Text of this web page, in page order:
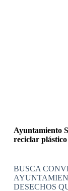
Ayuntamiento
reciclar
BUSCA
DESECHOS